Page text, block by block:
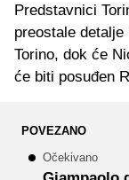
Predstavnici
preostale
Torino, dok će
će biti posuđen
POVEZANO
Očekivano